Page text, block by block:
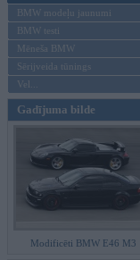
BMW modeļu jaunumi
BMW testi
Mēneša BMW
Sērijveida tūnings
Vel...
Gadījuma bilde
Modificēti BMW E46 M3